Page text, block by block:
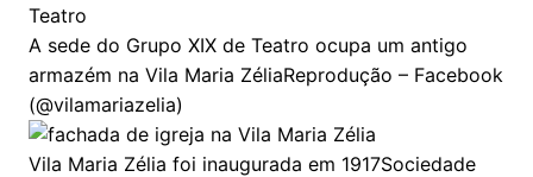
A sede do Grupo XIX de Teatro ocupa um antigo
armazém na Vila Maria ZéliaReprodução – Facebook
(@vilamariazelia)
Vila Maria Zélia foi inaugurada em 1917Sociedade